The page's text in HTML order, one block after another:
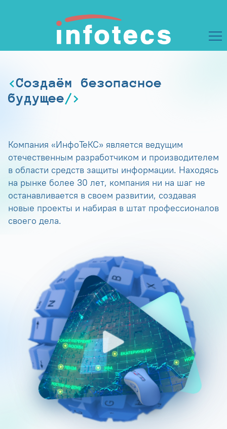
Создаём безопасное
будущее
Компания «ИнфоТеКС» является ведущим
отечественным разработчиком и производителем
в области средств защиты информации. Находясь
на рынке более 30 лет, компания ни на шаг не
останавливается в своем развитии, создавая
новые проекты и набирая в штат профессионалов
своего дела.